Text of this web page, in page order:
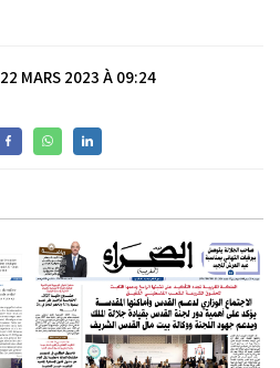
22 MARS 2023 À 09:24